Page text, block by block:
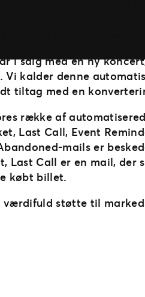
i salg med en ny
kalder denne
tiltag med en
række af
Last Call, Event
mails er
Last Call er en mail, der
købt billet.
værdifuld støtte til